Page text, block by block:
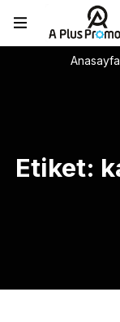
Anasayfa
Etiket: